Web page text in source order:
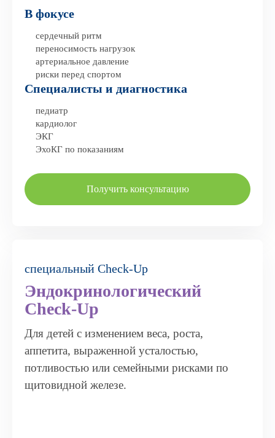
В фокусе
сердечный ритм
переносимость нагрузок
артериальное давление
риски перед спортом
Специалисты и диагностика
педиатр
кардиолог
ЭКГ
ЭхоКГ по показаниям
Получить консультацию
специальный Check-Up
Эндокринологический
Check-Up
Для детей с изменением веса, роста,
аппетита, выраженной усталостью,
потливостью или семейными рисками по
щитовидной железе.